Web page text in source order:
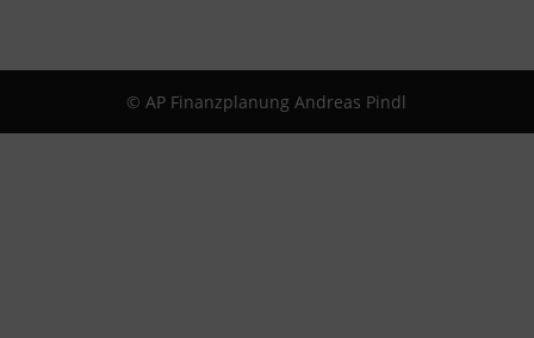
© AP Finanzplanung Andreas Pindl